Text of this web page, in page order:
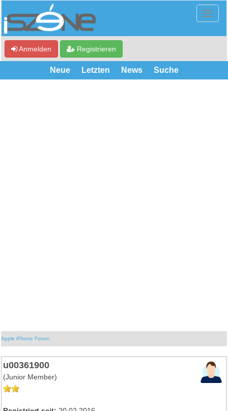
Anmelden Registrieren
Neue Letzten News Suche
Apple iPhone Forum
u00361900
(Junior Member)